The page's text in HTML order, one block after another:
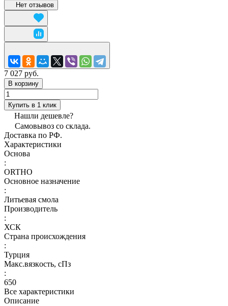
Нет отзывов
7 027 руб.
В корзину
Купить в 1 клик
Нашли дешевле?
Самовывоз со склада.
Доставка по РФ.
Характеристики
Основа
:
ORTHO
Основное назначение
:
Литьевая смола
Производитель
:
ХСК
Страна происхождения
:
Турция
Макс.вязкoсть, сПз
:
650
Все характеристики
Описание